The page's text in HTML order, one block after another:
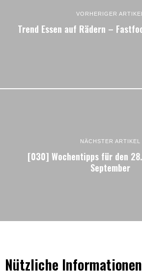
VORHERIGER ARTIKEL
Trend Essen auf Rädern –
NÄCHSTER ARTIKEL
[030] Wochentipps für den
September
Nützliche Informationen